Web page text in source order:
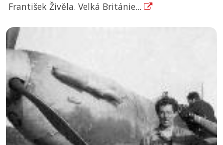
František Živěla. Velká Británie...